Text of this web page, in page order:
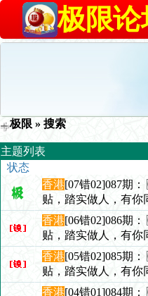
极限论
极限 » 搜索
主题列表
状态
香港[07错02]087期
贴，踏实做人，有你
香港[06错02]086期
贴，踏实做人，有你
香港[05错02]085期
贴，踏实做人，有你
香港[04错01]084期